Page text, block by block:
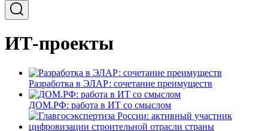
ИТ-проекты
Разработка в ЭЛАР: сочетание преимуществ
ДОМ.РФ: работа в ИТ со смыслом